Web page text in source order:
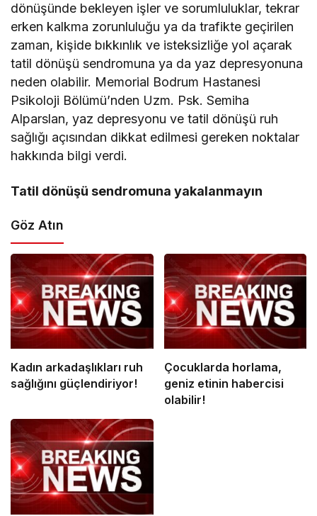
dönüşünde bekleyen işler ve sorumluluklar, tekrar
erken kalkma zorunluluğu ya da trafikte geçirilen
zaman, kişide bıkkınlık ve isteksizliğe yol açarak
tatil dönüşü sendromuna ya da yaz depresyonuna
neden olabilir. Memorial Bodrum Hastanesi
Psikoloji Bölümü’nden Uzm. Psk. Semiha
Alparslan, yaz depresyonu ve tatil dönüşü ruh
sağlığı açısından dikkat edilmesi gereken noktalar
hakkında bilgi verdi.
Tatil dönüşü sendromuna yakalanmayın
Göz Atın
Kadın arkadaşlıkları ruh
sağlığını güçlendiriyor!
Çocuklarda horlama,
geniz etinin habercisi
olabilir!